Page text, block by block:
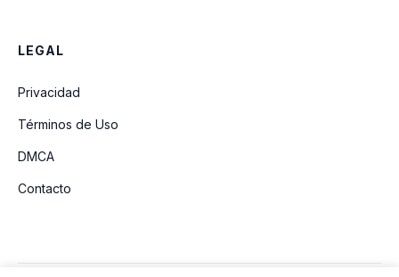
LEGAL
Privacidad
Términos de Uso
DMCA
Contacto